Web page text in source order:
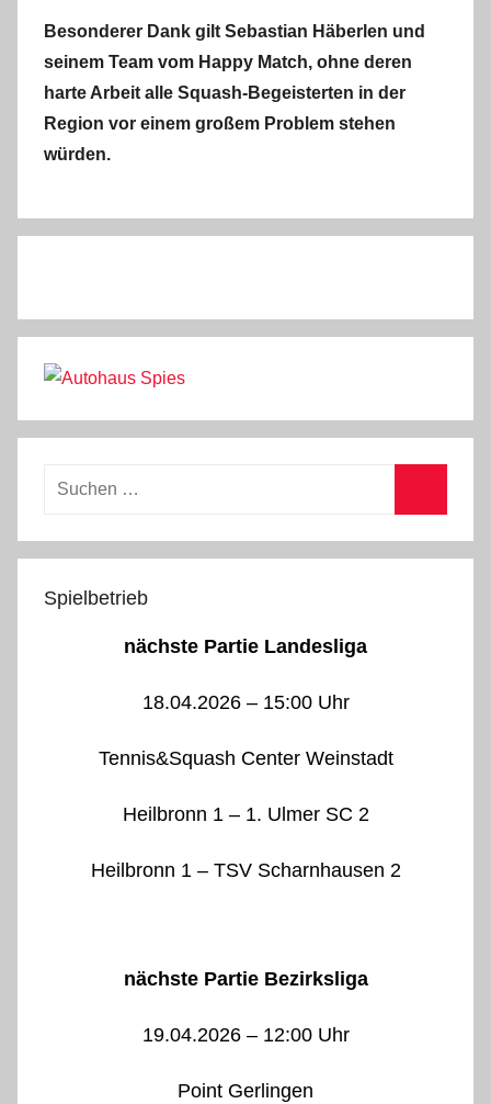
Besonderer Dank gilt Sebastian Häberlen und
seinem Team vom Happy Match, ohne deren
harte Arbeit alle Squash-Begeisterten in der
Region vor einem großem Problem stehen
würden.
Suchen
Spielbetrieb
nächste Partie Landesliga
18.04.2026 – 15:00 Uhr
Tennis&Squash Center Weinstadt
Heilbronn 1 – 1. Ulmer SC 2
Heilbronn 1 – TSV Scharnhausen 2
nächste Partie Bezirksliga
19.04.2026 – 12:00 Uhr
Point Gerlingen